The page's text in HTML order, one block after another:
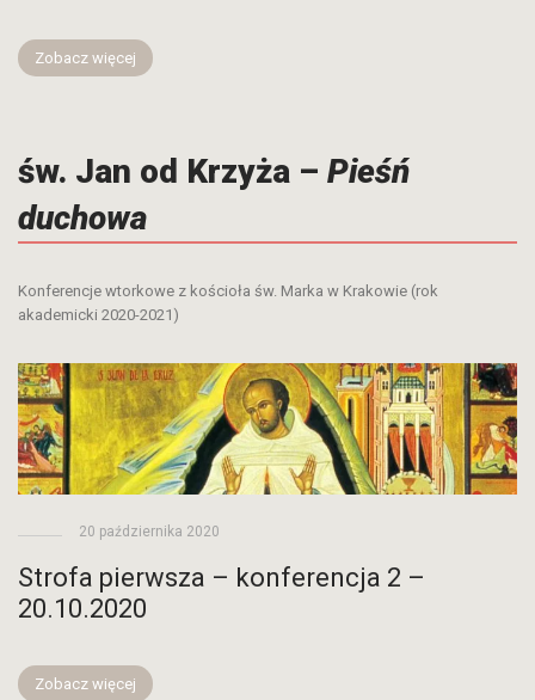
Zobacz więcej
św. Jan od Krzyża – Pieśń
duchowa
Konferencje wtorkowe z kościoła św. Marka w Krakowie (rok
akademicki 2020-2021)
20 października 2020
Strofa pierwsza – konferencja 2 –
20.10.2020
Zobacz więcej